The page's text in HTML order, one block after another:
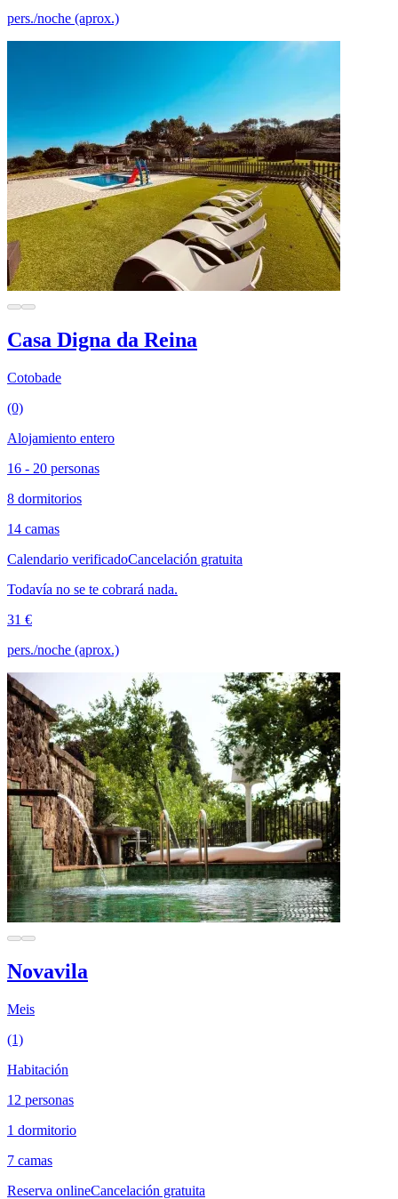
pers./noche (aprox.)
Casa Digna da Reina
Cotobade
(0)
Alojamiento entero
16 - 20 personas
8 dormitorios
14 camas
Calendario verificadoCancelación gratuita
Todavía no se te cobrará nada.
31 €
pers./noche (aprox.)
Novavila
Meis
(1)
Habitación
12 personas
1 dormitorio
7 camas
Reserva onlineCancelación gratuita